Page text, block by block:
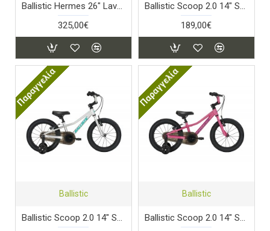
Ballistic Hermes 26" Lavender
325,00€
Ballistic Scoop 2.0 14" Stardust Black
189,00€
Παραγγελία
Ballistic
Ballistic Scoop 2.0 14" Starlight Silver
Παραγγελία
Ballistic
Ballistic Scoop 2.0 14" Stellar Pink